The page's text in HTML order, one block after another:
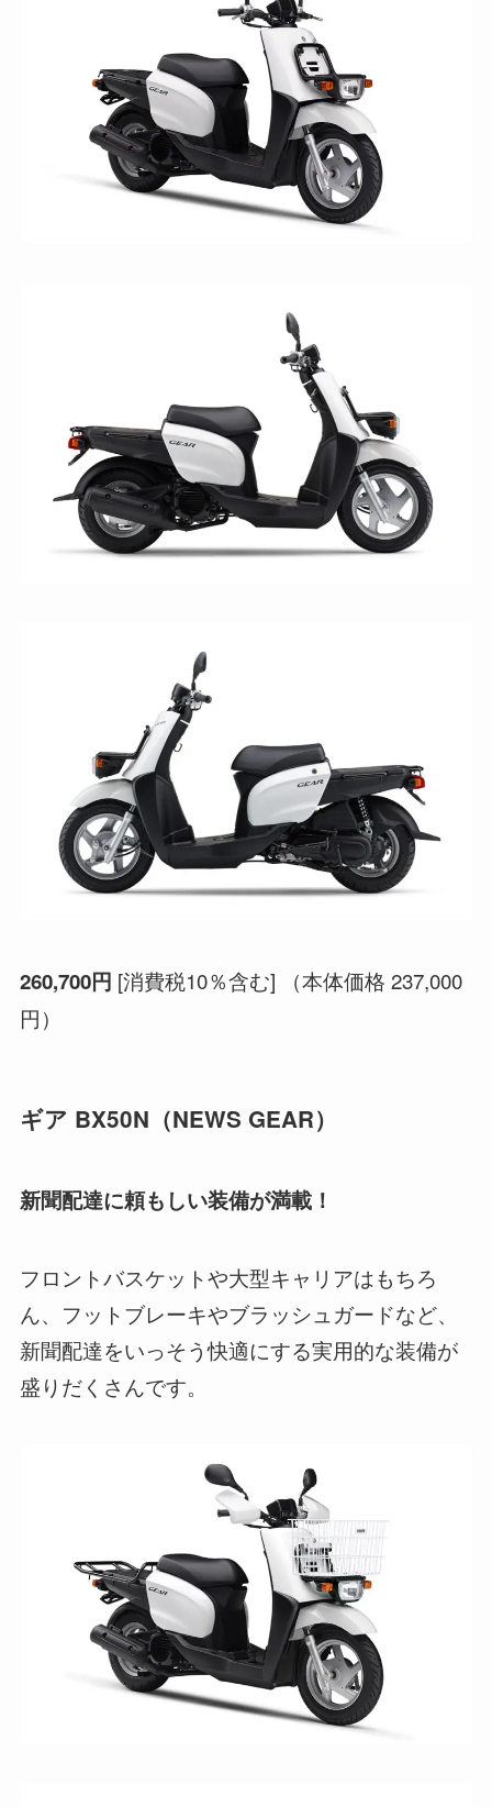
260,700円 [消費税10％含む] （本体価格 237,000
円）
ギア BX50N （NEWS GEAR）
新聞配達に頼もしい装備が満載！
フロントバスケットや大型キャリアはもちろ
ん、フットブレーキやブラッシュガードなど、
新聞配達をいっそう快適にする実用的な装備が
盛りだくさんです。